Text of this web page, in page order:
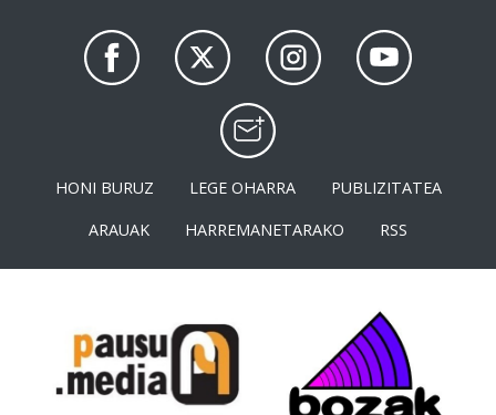
HONI BURUZ LEGE OHARRA
PUBLIZITATEA
ARAUAK
HARREMANETARAKO RSS